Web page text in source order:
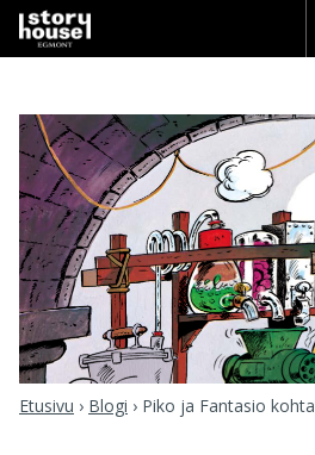
Etusivu › Blogi › Piko ja Fantasio